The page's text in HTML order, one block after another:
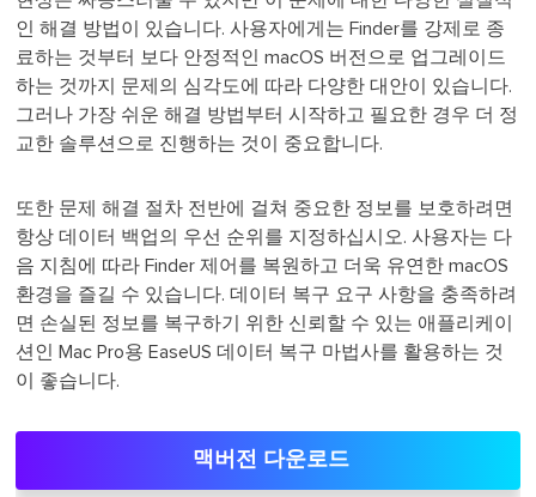
인 해결 방법이 있습니다. 사용자에게는 Finder를 강제로 종
료하는 것부터 보다 안정적인 macOS 버전으로 업그레이드
하는 것까지 문제의 심각도에 따라 다양한 대안이 있습니다.
그러나 가장 쉬운 해결 방법부터 시작하고 필요한 경우 더 정
교한 솔루션으로 진행하는 것이 중요합니다.
또한 문제 해결 절차 전반에 걸쳐 중요한 정보를 보호하려면
항상 데이터 백업의 우선 순위를 지정하십시오. 사용자는 다
음 지침에 따라 Finder 제어를 복원하고 더욱 유연한 macOS
환경을 즐길 수 있습니다. 데이터 복구 요구 사항을 충족하려
면 손실된 정보를 복구하기 위한 신뢰할 수 있는 애플리케이
션인 Mac Pro용 EaseUS 데이터 복구 마법사를 활용하는 것
이 좋습니다.
맥버전 다운로드